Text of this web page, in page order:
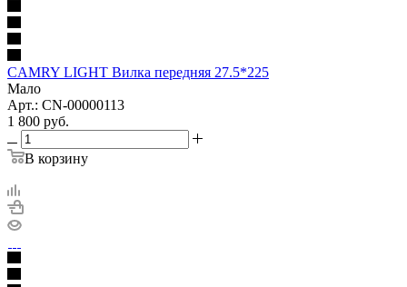
CAMRY LIGHT Вилка передняя 27.5*225
Мало
Арт.: CN-00000113
1 800 руб.
В корзину